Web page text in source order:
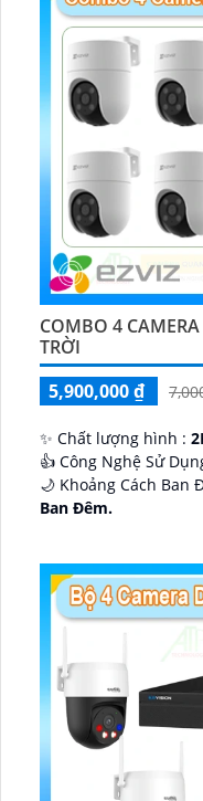
COMBO 4
TRỜI
5,900,000 ₫
✨ Chất lượng hình :
Ban Ðêm.